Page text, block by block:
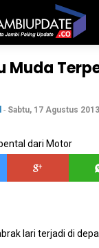
Muda
- Sabtu, 17 Agustus
lari terjadi di